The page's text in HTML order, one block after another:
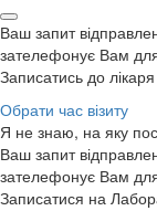
Ваш запит
зателефонує Вам
Записатись до лікаря
Обрати час візиту
Я не знаю, на яку
Ваш запит
зателефонує Вам
Записатися на